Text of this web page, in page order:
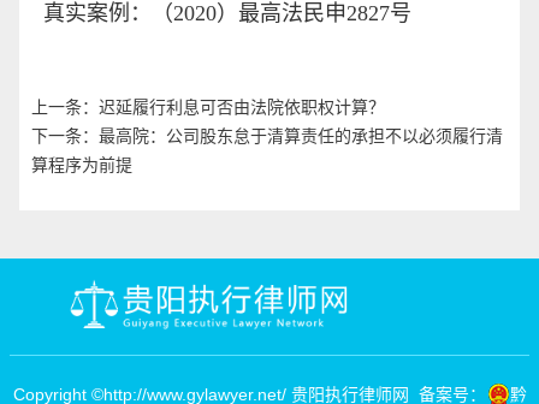
真实案例：（2020）最高法民申2827号
上一条： 迟延履行利息可否由法院依职权计算？
下一条： 最高院：公司股东怠于清算责任的承担不以必须履行清
算程序为前提
Copyright ©http://www.gylawyer.net/ 贵阳执行律师网 备案号： 黔